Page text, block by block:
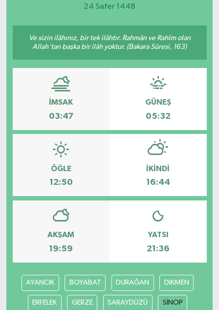
24 Safer 1448
Ve sizin ilâhınız, bir tek ilâhtır. Rahmân ve Rahîm olan
Allah'tan başka bir ilâh yoktur. (Bakara Sûresi, 163)
İMSAK
03:47
GÜNEŞ
05:32
ÖĞLE
12:50
İKINDI
16:44
AKŞAM
19:59
YATSI
21:36
AYANCIK BOYABAT DURAĞAN DİKMEN
ERFELEK GERZE SARAYDÜZÜ SİNOP
Etkinlikler